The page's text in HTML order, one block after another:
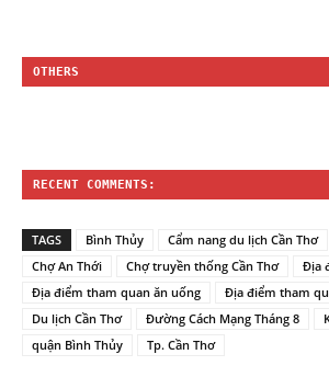
OTHERS
RECENT COMMENTS:
TAGS Bình Thủy Cẩm nang du lịch Cần Thơ
Chợ An Thới
Chợ truyền thống Cần Thơ
Địa
Địa điểm tham quan ăn uống
Địa điểm tham
Du lịch Cần Thơ
Đường Cách Mạng Tháng 8
quận Bình Thủy
Tp. Cần Thơ